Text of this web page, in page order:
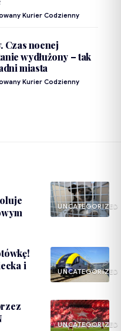
Kurier Codzienny
Czas nocnej
wydłużony – tak
miasta
Kurier Codzienny
UNCATEGORIZED
UNCATEGORIZED
i
UNCATEGORIZED